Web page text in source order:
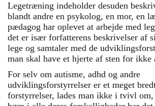
Legetræning indeholder desuden
blandt andre en psykolog, en mor, en
pædagog har oplevet at arbejde med
det er især forfatterens beskrivelser af
lege og samtaler med de
man skal have et hjerte af sten for
For selv om autisme, adhd og andre
udviklingsforstyrrelser er et meget
forstyrrelser, lades man ikke i tvivl om,